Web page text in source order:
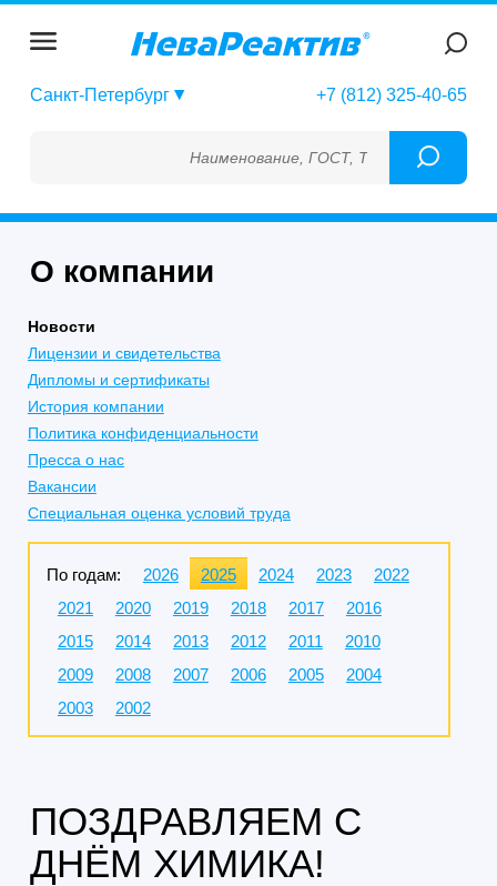
Санкт-Петербург +7 (812) 325-40-65
Наименование, ГОСТ, ТУ, ГСО, МСО,
О компании
Новости
Лицензии и свидетельства
Дипломы и сертификаты
История компании
Политика конфиденциальности
Пресса о нас
Вакансии
Специальная оценка условий труда
По годам: 2026 2025 2024 2023
2022
2021
2020 2019 2018 2017
2016
2015
2014 2013 2012 2011
2010
2009
2008 2007 2006 2005
2004
2003
2002
ПОЗДРАВЛЯЕМ С
ДНЁМ ХИМИКА!